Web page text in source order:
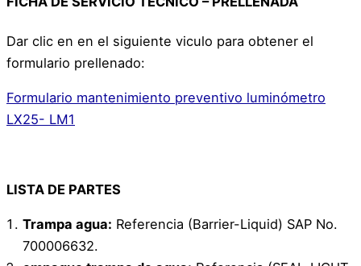
Dar clic en en el siguiente viculo para obtener el
formulario prellenado:
Formulario mantenimiento preventivo luminómetro
LX25- LM1
LISTA DE PARTES
Trampa agua: Referencia (Barrier-Liquid) SAP No.
700006632.